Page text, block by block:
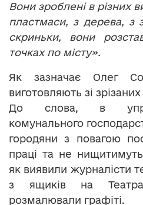
Вони зроблені в різних
пластмаси, з дерева, з
скриньки, вони
точках по місту».
Як зазначає Олег
виготовляють зі
До слова, в
комунального
городяни з повагою
праці та не
як виявили журналісти
з ящиків на
розмалювали графіті.